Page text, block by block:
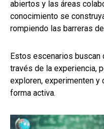
abiertos y las áreas
conocimiento se
rompiendo las barreras
Estos escenarios buscan
través de la experiencia,
exploren, experimenten y
forma activa.